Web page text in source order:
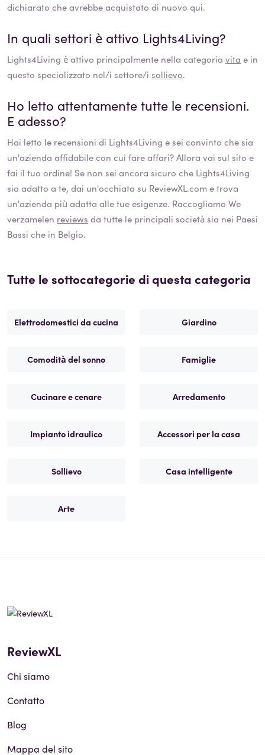
dichiarato che avrebbe acquistato di nuovo qui.
In quali settori è attivo Lights4Living?
Lights4Living è attivo principalmente nella categoria vita e in
questo specializzato nel/i settore/i sollievo.
Ho letto attentamente tutte le recensioni.
E adesso?
Hai letto le recensioni di Lights4Living e sei convinto che sia
un'azienda affidabile con cui fare affari? Allora vai sul sito e
fai il tuo ordine! Se non sei ancora sicuro che Lights4Living
sia adatto a te, dai un'occhiata su ReviewXL.com e trova
un'azienda più adatta alle tue esigenze. Raccogliamo We
verzamelen reviews da tutte le principali società sia nei Paesi
Bassi che in Belgio.
Tutte le sottocategorie di questa categoria
Elettrodomestici da cucina Giardino
Comodità del sonno Famiglie
Cucinare e cenare Arredamento
Impianto idraulico Accessori per la casa
Sollievo Casa intelligente
Arte
ReviewXL
Chi siamo
Contatto
Blog
Mappa del sito